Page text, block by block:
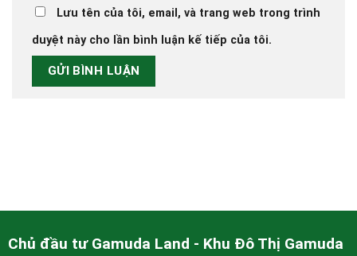
Lưu tên của tôi, email, và trang web trong trình
duyệt này cho lần bình luận kế tiếp của tôi.
Chủ đầu tư Gamuda Land - Khu Đô Thị Gamuda